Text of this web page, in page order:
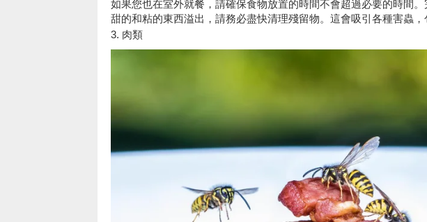
如果您也在室外就餐，請確保食物放置的時間不會超過必要的時間
甜的和粘的東西溢出，請務必盡快清理殘留物。這會吸引各種害蟲，
3. 肉類